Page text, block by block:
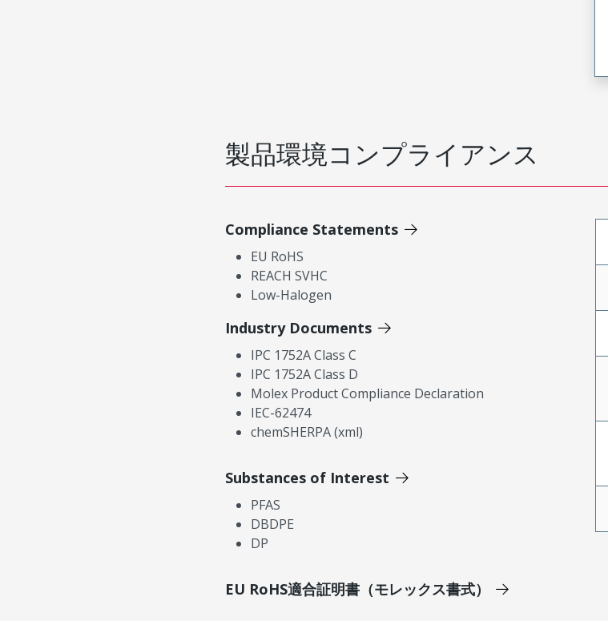
製品環境コンプライアンス
Compliance Statements
EU RoHS
REACH SVHC
Low-Halogen
Industry Documents
IPC 1752A Class C
IPC 1752A Class D
Molex Product Compliance Declaration
IEC-62474
chemSHERPA (xml)
Substances of Interest
PFAS
DBDPE
DP
EU RoHS適合証明書（モレックス書式）